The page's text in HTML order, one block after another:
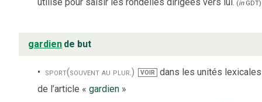
(inGDT)
gardien de but
sport(souvent au plur.) VOIR dans les unités lexicales
de l’article « gardien »